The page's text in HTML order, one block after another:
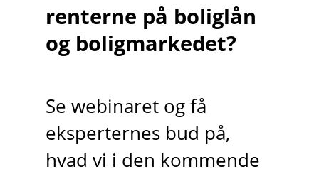
renterne på boliglån
og boligmarkedet?
Se webinaret og få
eksperternes bud på,
hvad vi i den kommende